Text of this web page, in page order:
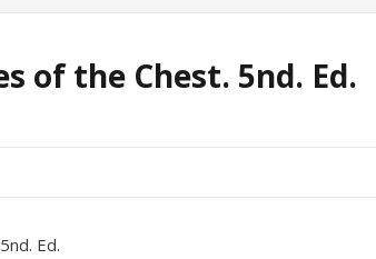
of the Chest. 5nd. Ed.
Ed.